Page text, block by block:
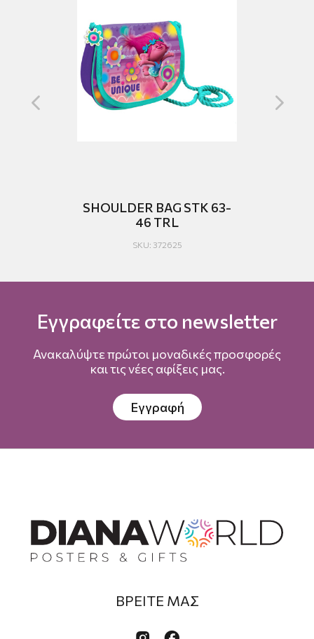
SHOULDER BAG STK 63-
46 TRL
SKU: 372625
Εγγραφείτε στο newsletter
Ανακαλύψτε πρώτοι μοναδικές προσφορές
και τις νέες αφίξεις μας.
Εγγραφή
ΒΡΕΙΤΕ ΜΑΣ